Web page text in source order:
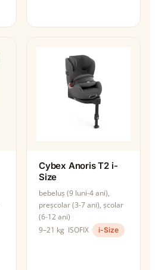
Cybex Anoris T2 i-
Size
bebeluș (9 luni-4 ani),
preșcolar (3-7 ani), școlar
(6-12 ani)
9–21 kg ISOFIX i-Size